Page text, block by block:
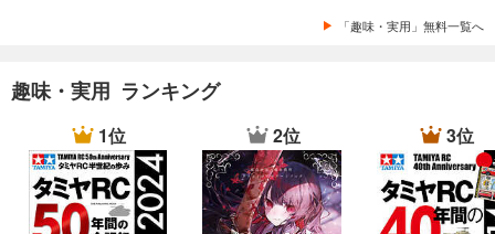
「趣味・実用」無料一覧へ
趣味・実用 ランキング
1位 2位 3位